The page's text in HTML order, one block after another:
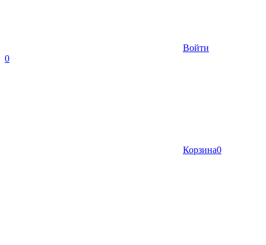
Войти
0
Корзина0